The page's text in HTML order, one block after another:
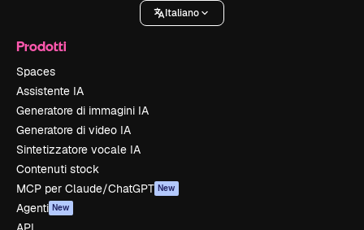
Italiano
Prodotti
Spaces
Assistente IA
Generatore di immagini IA
Generatore di video IA
Sintetizzatore vocale IA
Contenuti stock
MCP per Claude/ChatGPT New
Agenti New